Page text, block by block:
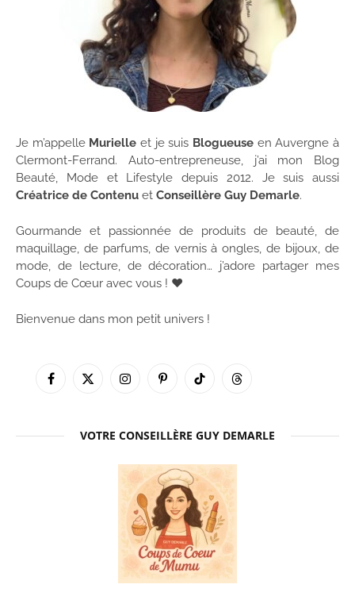
Je m’appelle Murielle et je suis Blogueuse en Auvergne à
Clermont-Ferrand. Auto-entrepreneuse, j’ai mon Blog
Beauté, Mode et Lifestyle depuis 2012. Je suis aussi
Créatrice de Contenu et Conseillère Guy Demarle.
Gourmande et passionnée de produits de beauté, de
maquillage, de parfums, de vernis à ongles, de bijoux, de
mode, de lecture, de décoration… j’adore partager mes
Coups de Cœur avec vous ! ♥
Bienvenue dans mon petit univers !
Facebook
X
InstagramPinterestTikTok Threads
VOTRE CONSEILLÈRE GUY DEMARLE